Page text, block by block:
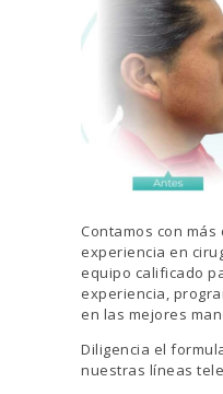
Contamos con más
experiencia en
equipo calificado
experiencia,
en las mejores
Diligencia el
nuestras líneas